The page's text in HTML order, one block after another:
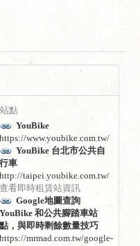
點
YouBike
https://www.youbike.com.tw/
YouBike 台北市公共自
行車
http://taipei.youbike.com.tw/
查看即時租賃站資訊
Google地圖查詢
YouBike 和公共腳踏車站
點，與即時剩餘數量技巧
https://mrmad.com.tw/google-